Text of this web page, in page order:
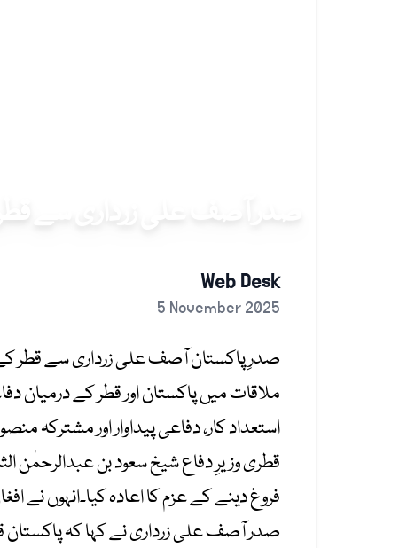
صدر آصف علی زرداری سے
Web Desk
5 November 2025
صدرِ پاکستان آصف علی زرداری سے قطر کے
ملاقات میں پاکستان اور قطر کے درمیان
استعداد کار، دفاعی پیداوار اور مشترکہ
قطری وزیرِ دفاع شیخ سعود بن عبدالرحمٰن
فروغ دینے کے عزم کا اعادہ کیا۔انہوں نے
صدر آصف علی زرداری نے کہا کہ پاکستان